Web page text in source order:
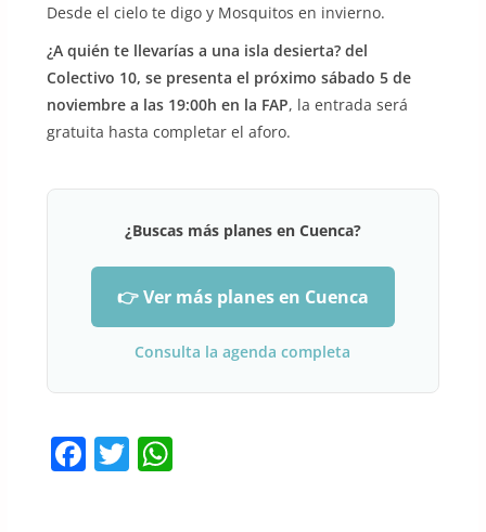
Desde el cielo te digo y Mosquitos en invierno.
¿A quién te llevarías a una isla desierta? del
Colectivo 10, se presenta el próximo sábado 5 de
noviembre a las 19:00h en la FAP, la entrada será
gratuita hasta completar el aforo.
¿Buscas más planes en Cuenca?
👉 Ver más planes en Cuenca
Consulta la agenda completa
F T W